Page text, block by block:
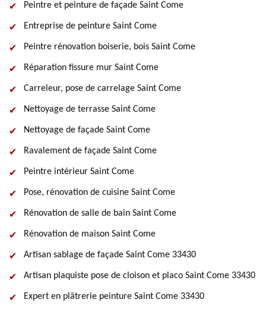
Peintre et peinture de façade Saint Come
Entreprise de peinture Saint Come
Peintre rénovation boiserie, bois Saint Come
Réparation fissure mur Saint Come
Carreleur, pose de carrelage Saint Come
Nettoyage de terrasse Saint Come
Nettoyage de façade Saint Come
Ravalement de façade Saint Come
Peintre intérieur Saint Come
Pose, rénovation de cuisine Saint Come
Rénovation de salle de bain Saint Come
Rénovation de maison Saint Come
Artisan sablage de façade Saint Come 33430
Artisan plaquiste pose de cloison et placo Saint Come 33430
Expert en plâtrerie peinture Saint Come 33430